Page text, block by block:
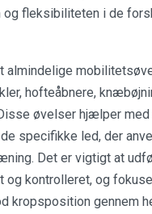
fleksibiliteten i de
almindelige
hofteåbnere,
øvelser hjælper
specifikke led, der
Det er vigtigt at
og kontrolleret, og
kropsposition gennem